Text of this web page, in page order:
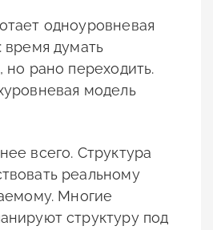
одноуровневая
время думать
но рано переходить.
модель
всего. Структура
реальному
Многие
структуру под